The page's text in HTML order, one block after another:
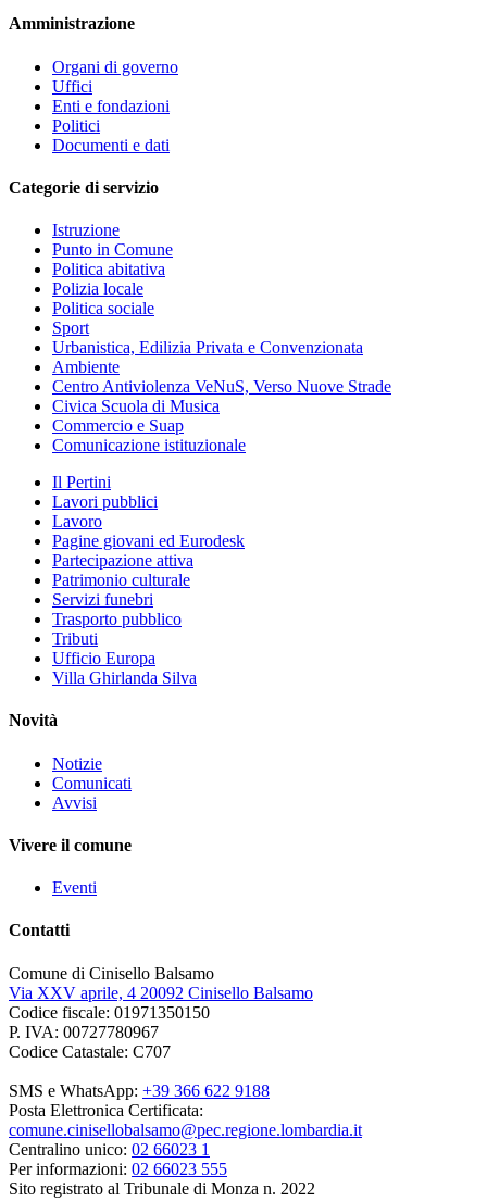
Amministrazione
Organi di governo
Uffici
Enti e fondazioni
Politici
Documenti e dati
Categorie di servizio
Istruzione
Punto in Comune
Politica abitativa
Polizia locale
Politica sociale
Sport
Urbanistica, Edilizia Privata e Convenzionata
Ambiente
Centro Antiviolenza VeNuS, Verso Nuove Strade
Civica Scuola di Musica
Commercio e Suap
Comunicazione istituzionale
Il Pertini
Lavori pubblici
Lavoro
Pagine giovani ed Eurodesk
Partecipazione attiva
Patrimonio culturale
Servizi funebri
Trasporto pubblico
Tributi
Ufficio Europa
Villa Ghirlanda Silva
Novità
Notizie
Comunicati
Avvisi
Vivere il comune
Eventi
Contatti
Comune di Cinisello Balsamo
Via XXV aprile, 4 20092 Cinisello Balsamo
Codice fiscale: 01971350150
P. IVA: 00727780967
Codice Catastale: C707
SMS e WhatsApp: +39 366 622 9188
Posta Elettronica Certificata:
comune.cinisellobalsamo@pec.regione.lombardia.it
Centralino unico: 02 66023 1
Per informazioni: 02 66023 555
Sito registrato al Tribunale di Monza n. 2022